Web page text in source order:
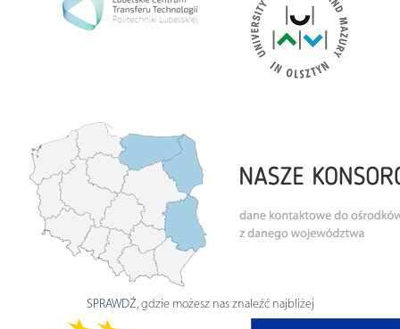
SPRAWDŹ, gdzie możesz nas znaleźć najbliżej